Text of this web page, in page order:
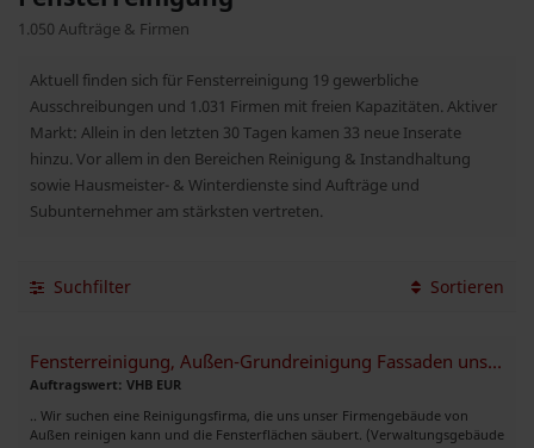
1.050 Aufträge & Firmen
Aktuell finden sich für Fensterreinigung 19 gewerbliche
Ausschreibungen und 1.031 Firmen mit freien Kapazitäten. Aktiver
Markt: Allein in den letzten 30 Tagen kamen 33 neue Inserate
hinzu. Vor allem in den Bereichen Reinigung & Instandhaltung
sowie Hausmeister- & Winterdienste sind Aufträge und
Subunternehmer am stärksten vertreten.
Suchfilter Sortieren
Fensterreinigung, Außen-Grundreinigung Fassaden unseres Firmengebäudes
Auftragswert: VHB EUR
.. Wir suchen eine Reinigungsfirma, die uns unser Firmengebäude von
Außen reinigen kann und die Fensterflächen säubert. (Verwaltungsgebäude